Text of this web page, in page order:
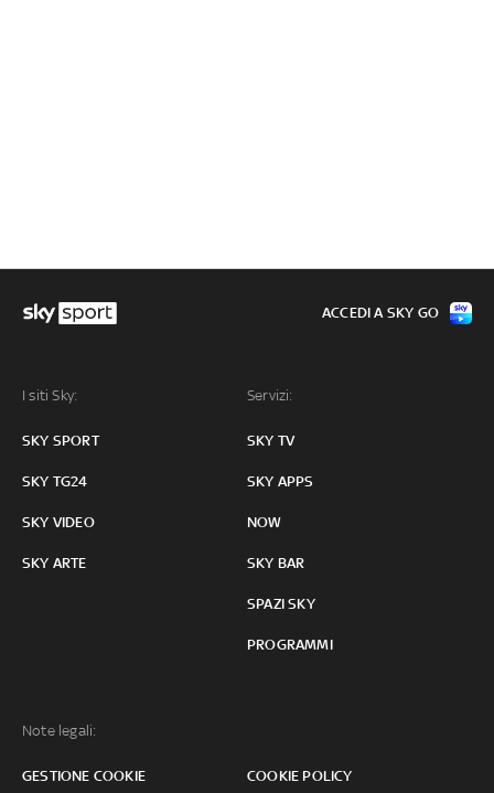
I siti Sky:
SKY SPORT
SKY TG24
SKY VIDEO
SKY ARTE
Servizi:
SKY TV
SKY APPS
NOW
SKY BAR
SPAZI SKY
PROGRAMMI
Note legali:
GESTIONE COOKIE COOKIE POLICY
ACCEDI A SKY GO